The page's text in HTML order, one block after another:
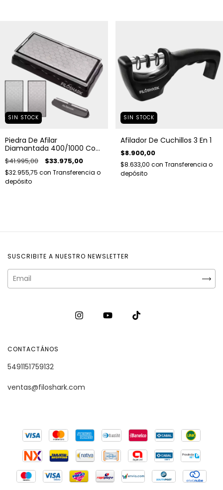
SIN STOCK
Piedra De Afilar
Diamantada 400/1000 Con
Base y Guia
$41.995,00 $33.975,00
$32.955,75 con Transferencia o
depósito
SIN STOCK
Afilador De Cuchillos 3 En 1
$8.900,00
$8.633,00 con Transferencia o
depósito
SUSCRIBITE A NUESTRO NEWSLETTER
CONTACTÁNOS
5491151759132
ventas@filoshark.com